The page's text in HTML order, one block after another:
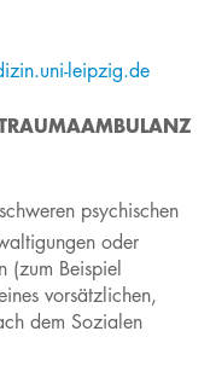
leipzig.de
psychischen
oder
(zum Beispiel
vorsätzlichen,
dem Sozialen